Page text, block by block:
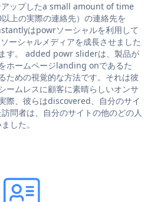
アップしたa small amount of time
上の実際の連絡先）の連絡先を
はpowrソーシャルを利用して
ーシャルメディアを成長させました
す。 added powr sliderは、製品が
ホームページlanding onであるた
ための視覚的な方法です。それは彼
ームレスに顧客に素晴らしいオンサ
際、彼らはdiscovered、自分のサイ
問者は、自分のサイトの他のどの人
した。